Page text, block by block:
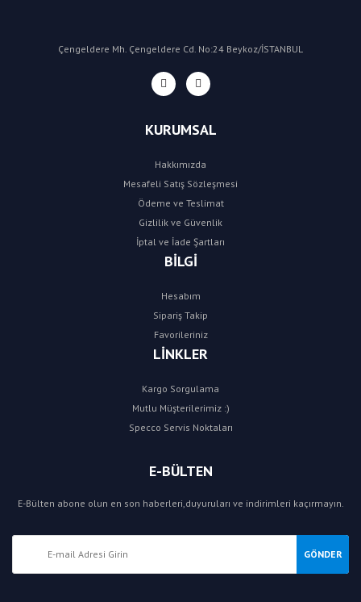
Çengeldere Mh. Çengeldere Cd. No:24 Beykoz/İSTANBUL
KURUMSAL
Hakkımızda
Mesafeli Satış Sözleşmesi
Ödeme ve Teslimat
Gizlilik ve Güvenlik
İptal ve İade Şartları
BİLGİ
Hesabım
Sipariş Takip
Favorileriniz
LİNKLER
Kargo Sorgulama
Mutlu Müşterilerimiz :)
Specco Servis Noktaları
E-BÜLTEN
E-Bülten abone olun en son haberleri,duyuruları ve indirimleri kaçırmayın.
GÖNDER